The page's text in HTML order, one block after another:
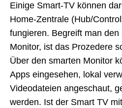
Einige Smart-TV können
Home-Zentrale (Hub/
fungieren. Begreift man
Monitor, ist das Prozedere
Über den smarten Monitor
Apps eingesehen, lokal
Videodateien angeschaut,
werden. Ist der Smart TV